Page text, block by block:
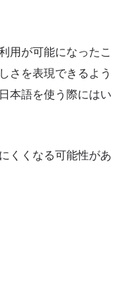
用が可能になったこ
さを表現できるよう
本語を使う際にはい
くくなる可能性があ